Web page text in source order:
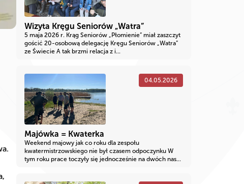
Wizyta Kręgu Seniorów „Watra”
5 maja 2026 r. Krąg Seniorów „Płomienie” miał zaszczyt
gościć 20-osobową delegację Kręgu Seniorów „Watra”
ze Świecie A tak brzmi relacja z i...
04.05.2026
Majówka = Kwaterka
Weekend majowy jak co roku dla zespołu
kwatermistrzowskiego nie był czasem odpoczynku W
tym roku prace toczyły się jednocześnie na dwóch nas...